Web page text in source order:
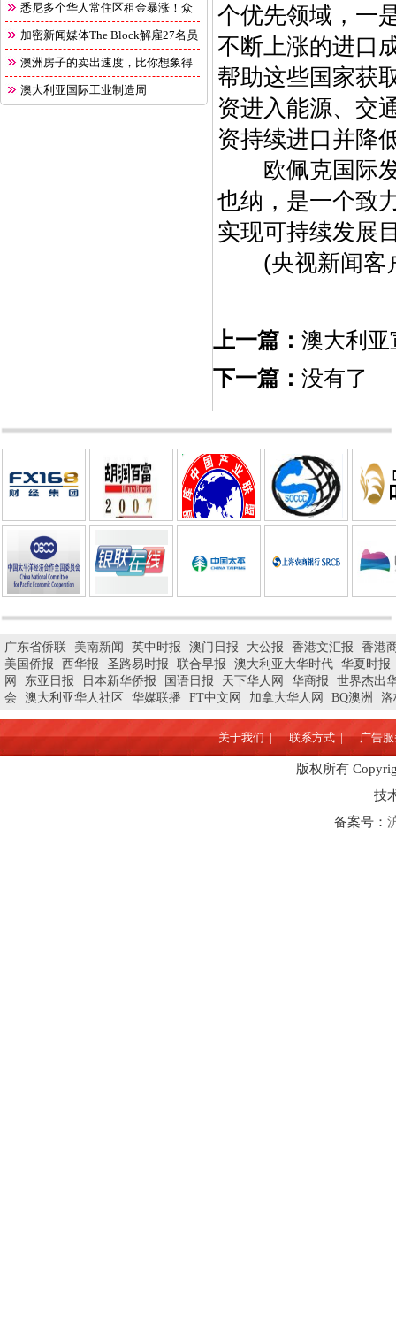
悉尼多个华人常住区租金暴涨！众
多 加密新闻媒体The Block解雇27名员
澳洲房子的卖出速度，比你想象得
快 澳大利亚国际工业制造周
个优先领域，一
不断上涨的进口
帮助这些国家获
资进入能源、交
资持续进口并降
欧佩克国际发
也纳，是一个致
实现可持续发展
(央视新闻客
上一篇： 澳大利亚
下一篇： 没有了
广东省侨联 美南新闻 英中时报 澳门日报 大公报 香港文汇报
香港
美国侨报
西华报 圣路易时报 联合早报 澳大利亚大华时代 华夏时报
网
东亚日报 日本新华侨报 国语日报 天下华人网 华商报
世界杰出
会
澳大利亚华人社区 华媒联播 FT中文网 加拿大华人网 BQ澳洲 洛
关于我们 | 联系方式 | 广告
版权所有
技
备案号：